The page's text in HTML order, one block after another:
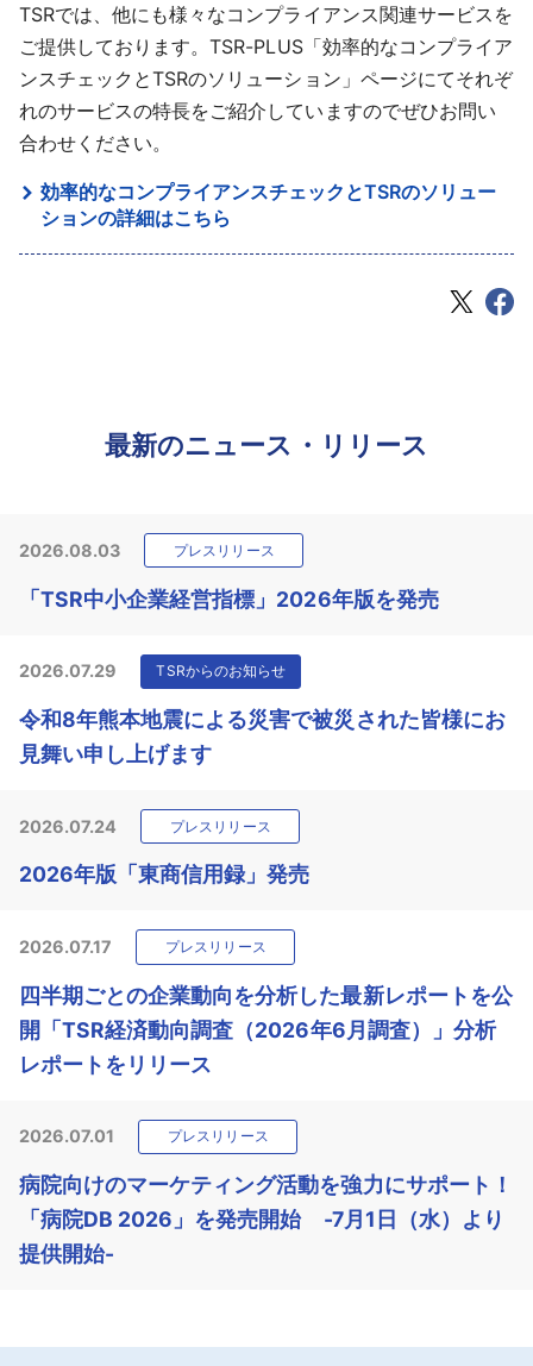
TSRでは、他にも様々なコンプライアンス関連サービスを
ご提供しております。TSR-PLUS「効率的なコンプライア
ンスチェックとTSRのソリューション」ページにてそれぞ
れのサービスの特長をご紹介していますのでぜひお問い
合わせください。
効率的なコンプライアンスチェックとTSRのソリュー
ションの詳細はこちら
最新のニュース・リリース
2026.08.03 プレスリリース
「TSR中小企業経営指標」2026年版を発売
2026.07.29 TSRからのお知らせ
令和8年熊本地震による災害で被災された皆様にお
見舞い申し上げます
2026.07.24 プレスリリース
2026年版「東商信用録」発売
2026.07.17 プレスリリース
四半期ごとの企業動向を分析した最新レポートを公
開「TSR経済動向調査（2026年6月調査）」分析
レポートをリリース
2026.07.01 プレスリリース
病院向けのマーケティング活動を強力にサポート！
「病院DB 2026」を発売開始 -7月1日（水）より
提供開始-